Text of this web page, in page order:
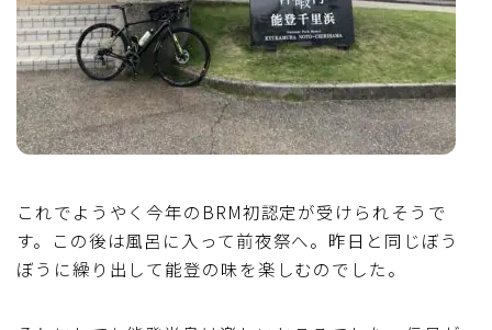
これでようやく今年のBRM初認定が受けられそうで
す。この後は風呂に入って前夜祭へ。昨日と同じぼう
ぼうに繰り出して能登の味を楽しむのでした。